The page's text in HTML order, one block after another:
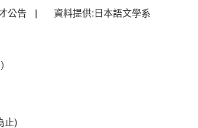
公告 資料提供:日本語文學系
止)